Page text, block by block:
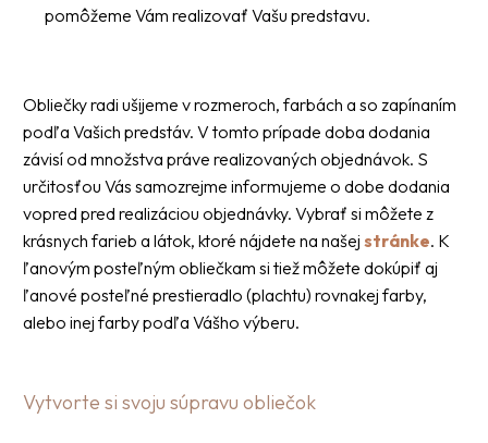
pomôžeme Vám realizovať Vašu predstavu.
Obliečky radi ušijeme v rozmeroch, farbách a so zapínaním
podľa Vašich predstáv. V tomto prípade doba dodania
závisí od množstva práve realizovaných objednávok. S
určitosťou Vás samozrejme informujeme o dobe dodania
vopred pred realizáciou objednávky. Vybrať si môžete z
krásnych farieb a látok, ktoré nájdete na našej stránke. K
ľanovým posteľným obliečkam si tiež môžete dokúpiť aj
ľanové posteľné prestieradlo (plachtu) rovnakej farby,
alebo inej farby podľa Vášho výberu.
Vytvorte si svoju súpravu obliečok